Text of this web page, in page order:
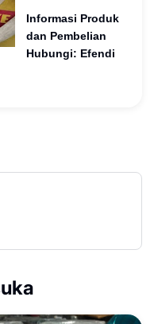
Informasi Produk
dan Pembelian
Hubungi: Efendi